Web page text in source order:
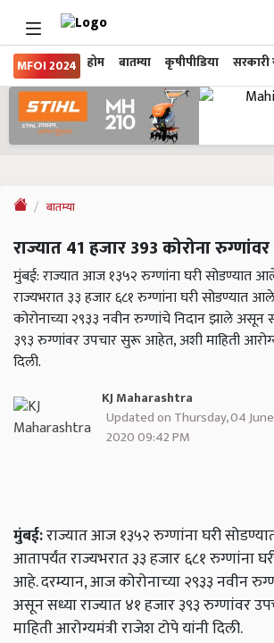
MFOI 2024 होम बातम्या कृषीपीडिया सरकारी
बातम्या
राज्यात 41 हजार 393 कोरोना
मुंबई: राज्यात आज १३५२ रुग्णांना घरी सोडण्यात
राज्यभरात ३३ हजार ६८१ रुग्णांना घरी सोडण्यात
कोरोनाच्या २९३३ नवीन रुग्णांचे निदान झाले असून
३९३ रुग्णांवर उपचार सुरू आहेत, अशी माहिती
दिली.
KJ Maharashtra
Updated on Thursday, 04 June
2020 09:42 PM
मुंबई:राज्यात आज १३५२ रुग्णांना घरी
आतापर्यंत राज्यभरात ३३ हजार ६८१ रुग्णांना
आहे. दरम्यान, आज कोरोनाच्या २९३३ नवीन
असून सध्या राज्यात ४१ हजार ३९३ रुग्णांवर
माहिती आरोग्यमंत्री राजेश टोपे यांनी दिली.